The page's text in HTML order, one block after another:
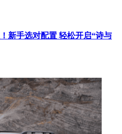
新手选对配置 轻松开启“诗与